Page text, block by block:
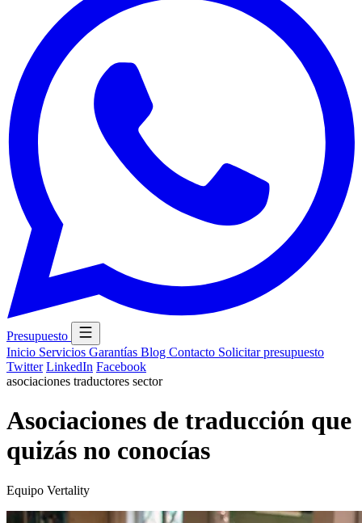
Presupuesto
Inicio Servicios Garantías Blog Contacto Solicitar presupuesto
Twitter LinkedIn Facebook
asociaciones traductores sector
Asociaciones de traducción que
quizás no conocías
Equipo Vertality